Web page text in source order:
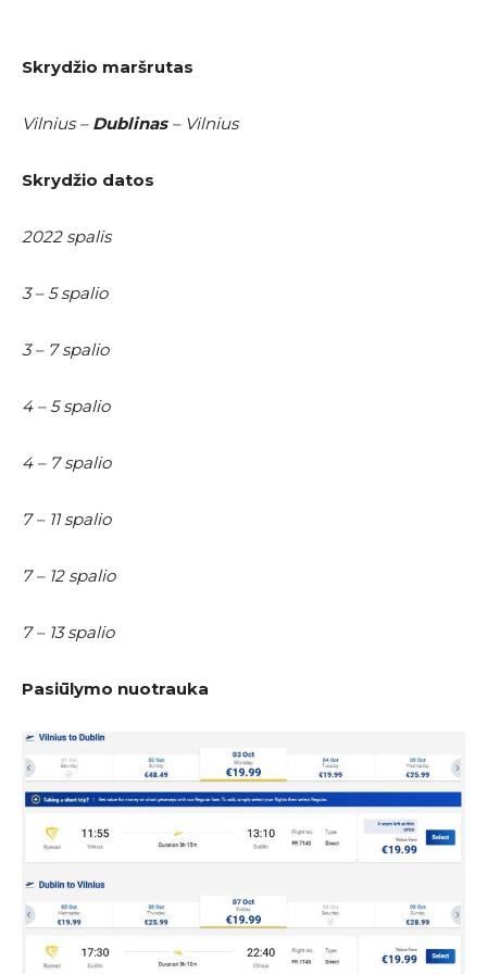
Skrydžio maršrutas
Vilnius – Dublinas – Vilnius
Skrydžio datos
2022 spalis
3 – 5 spalio
3 – 7 spalio
4 – 5 spalio
4 – 7 spalio
7 – 11 spalio
7 – 12 spalio
7 – 13 spalio
Pasiūlymo nuotrauka